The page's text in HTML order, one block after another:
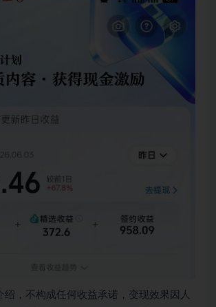
绍，不构成任何收益承诺，变现效果因人